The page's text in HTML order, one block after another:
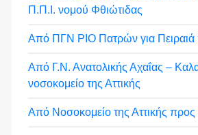
Π.Π.Ι. νομού Φθιώτιδας
Από ΠΓΝ ΡΙΟ Πατρών για Πειραιά
Από Γ.Ν. Ανατολικής Αχαΐας –
νοσοκομείο της Αττικής
Από Νοσοκομείο της Αττικής